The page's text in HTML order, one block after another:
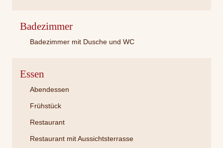
Badezimmer
Badezimmer mit Dusche und WC
Essen
Abendessen
Frühstück
Restaurant
Restaurant mit Aussichtsterrasse